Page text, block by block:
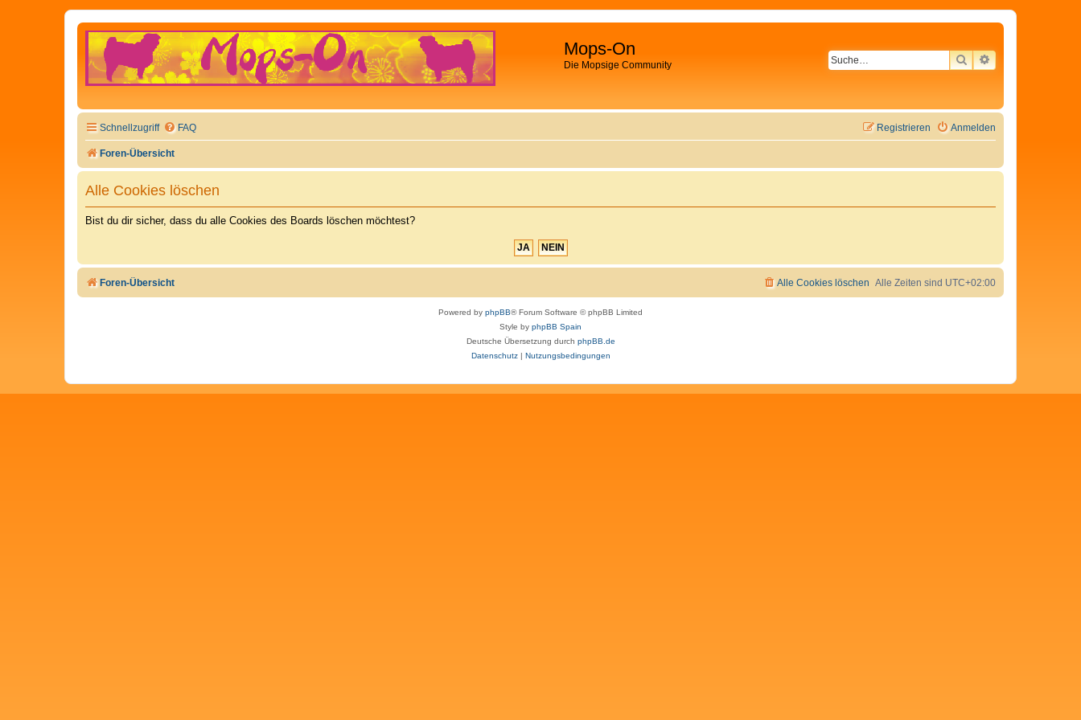
Mops-On
Die Mopsige Community SUCHEERWEITERTE
Schnellzugriff FAQ Anmelden
Registrieren
Foren-Übersicht
Alle Cookies löschen
Bist du dir sicher, dass du alle Cookies des Boards löschen möchtest?
Foren-Übersicht Alle Zeiten sind UTC+02:00
Alle Cookies löschen
Powered by phpBB® Forum Software © phpBB Limited
Style by phpBB Spain
Deutsche Übersetzung durch phpBB.de
Datenschutz| Nutzungsbedingungen